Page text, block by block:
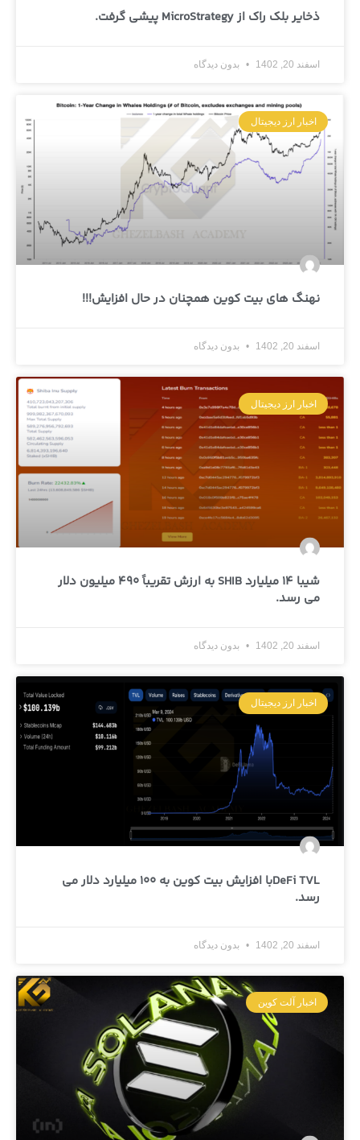
ذخایر بلک راک از MicroStrategy پیشی گرفت.
اسفند 20, 1402 بدون دیدگاه
اخبار ارز دیجیتال
نهنگ های بیت کوین همچنان در حال افزایش!!!
اسفند 20, 1402 بدون دیدگاه
اخبار ارز دیجیتال
شیبا 14 میلیارد SHIB به ارزش تقریباً 490 میلیون دلار
می رسد.
اسفند 20, 1402 بدون دیدگاه
اخبار ارز دیجیتال
DeFi TVLبا افزایش بیت کوین به 100 میلیارد دلار می
رسد.
اسفند 20, 1402 بدون دیدگاه
اخبار آلت کوین